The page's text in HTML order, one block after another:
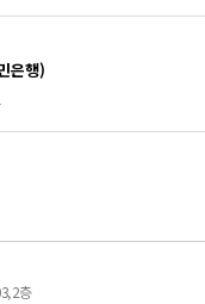
은행)
2층